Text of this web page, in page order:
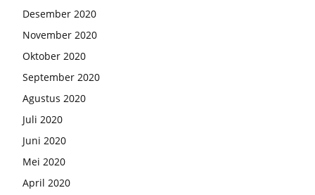
Desember 2020
November 2020
Oktober 2020
September 2020
Agustus 2020
Juli 2020
Juni 2020
Mei 2020
April 2020